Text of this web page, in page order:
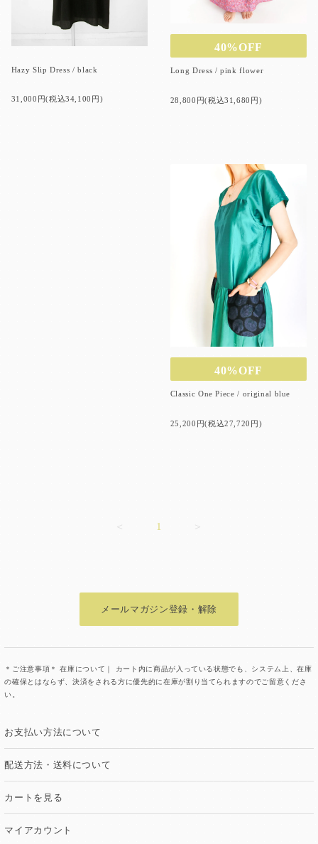
Hazy Slip Dress / black
31,000円(税込34,100円)
40%OFF
Long Dress / pink flower
28,800円(税込31,680円)
40%OFF
Classic One Piece / original blue
25,200円(税込27,720円)
＜ 1 ＞
メールマガジン登録・解除
＊ご注意事項＊ 在庫について｜ カート内に商品が入っている状態でも、システム上、在庫
の確保とはならず、決済をされる方に優先的に在庫が割り当てられますのでご留意くださ
い。
お支払い方法について
配送方法・送料について
カートを見る
マイアカウント